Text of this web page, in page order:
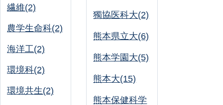
繊維(2)
農学生命科(2)
海洋工(2)
環境科(2)
環境共生(2)
獨協医科大(2)
熊本県立大(6)
熊本学園大(5)
熊本大(15)
熊本保健科学